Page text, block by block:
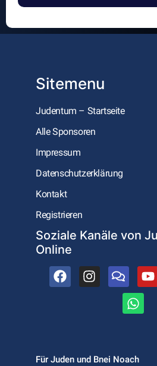
Alternative:
Sitemenu
Judentum – Startseite
Alle Sponsoren
Impressum
Datenschutzerklärung
Kontakt
Registrieren
Soziale Kanäle von
Online
Für Juden und Bnei Noach